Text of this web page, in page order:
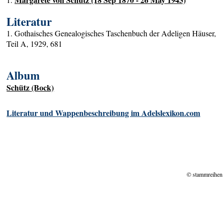
Literatur
1. Gothaisches Genealogisches Taschenbuch der Adeligen Häuser,
Teil A, 1929, 681
Album
Schütz (Bock)
Literatur und Wappenbeschreibung im Adelslexikon.com
©